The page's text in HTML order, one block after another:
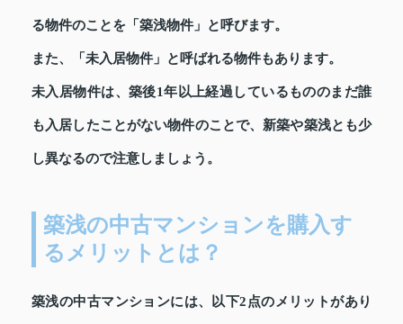
る物件のことを「築浅物件」と呼びます。
また、「未入居物件」と呼ばれる物件もあります。
未入居物件は、築後1年以上経過しているもののまだ誰
も入居したことがない物件のことで、新築や築浅とも少
し異なるので注意しましょう。
築浅の中古マンションを購入す
るメリットとは？
築浅の中古マンションには、以下2点のメリットがあり